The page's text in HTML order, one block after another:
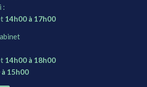
:
14h00 à 17h00
14h00 à 18h00
15h00